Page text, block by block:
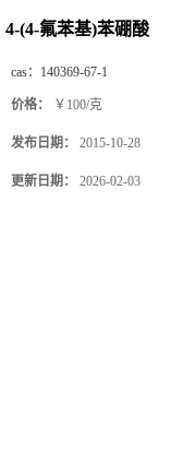
4-(4-氟苯基)苯硼酸
cas： 140369-67-1
价格： ￥100/克
发布日期： 2015-10-28
更新日期： 2026-02-03